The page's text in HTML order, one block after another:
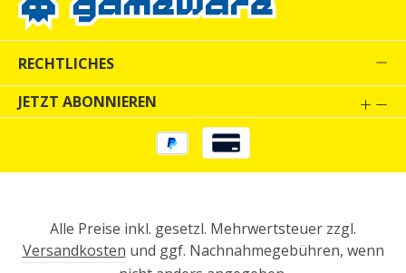
RECHTLICHES
JETZT ABONNIEREN
Alle Preise inkl. gesetzl. Mehrwertsteuer zzgl.
Versandkosten und ggf. Nachnahmegebühren, wenn